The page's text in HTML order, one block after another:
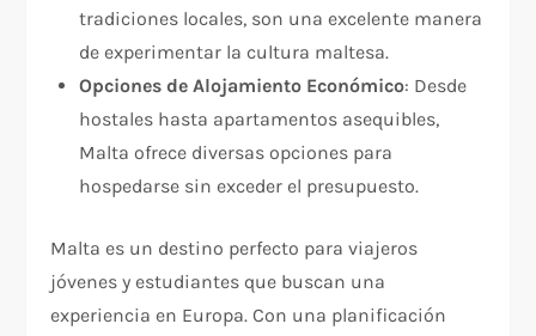
tradiciones locales, son una excelente manera
de experimentar la cultura maltesa.
Opciones de Alojamiento Económico: Desde
hostales hasta apartamentos asequibles,
Malta ofrece diversas opciones para
hospedarse sin exceder el presupuesto.
Malta es un destino perfecto para viajeros
jóvenes y estudiantes que buscan una
experiencia en Europa. Con una planificación